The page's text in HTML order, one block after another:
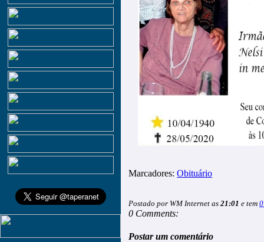
Marcadores: Obituário
Postado por WM Internet as 21:01 e tem
0 Comments:
Postar um comentário